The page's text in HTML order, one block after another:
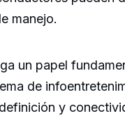
manejo.
un papel
de
y